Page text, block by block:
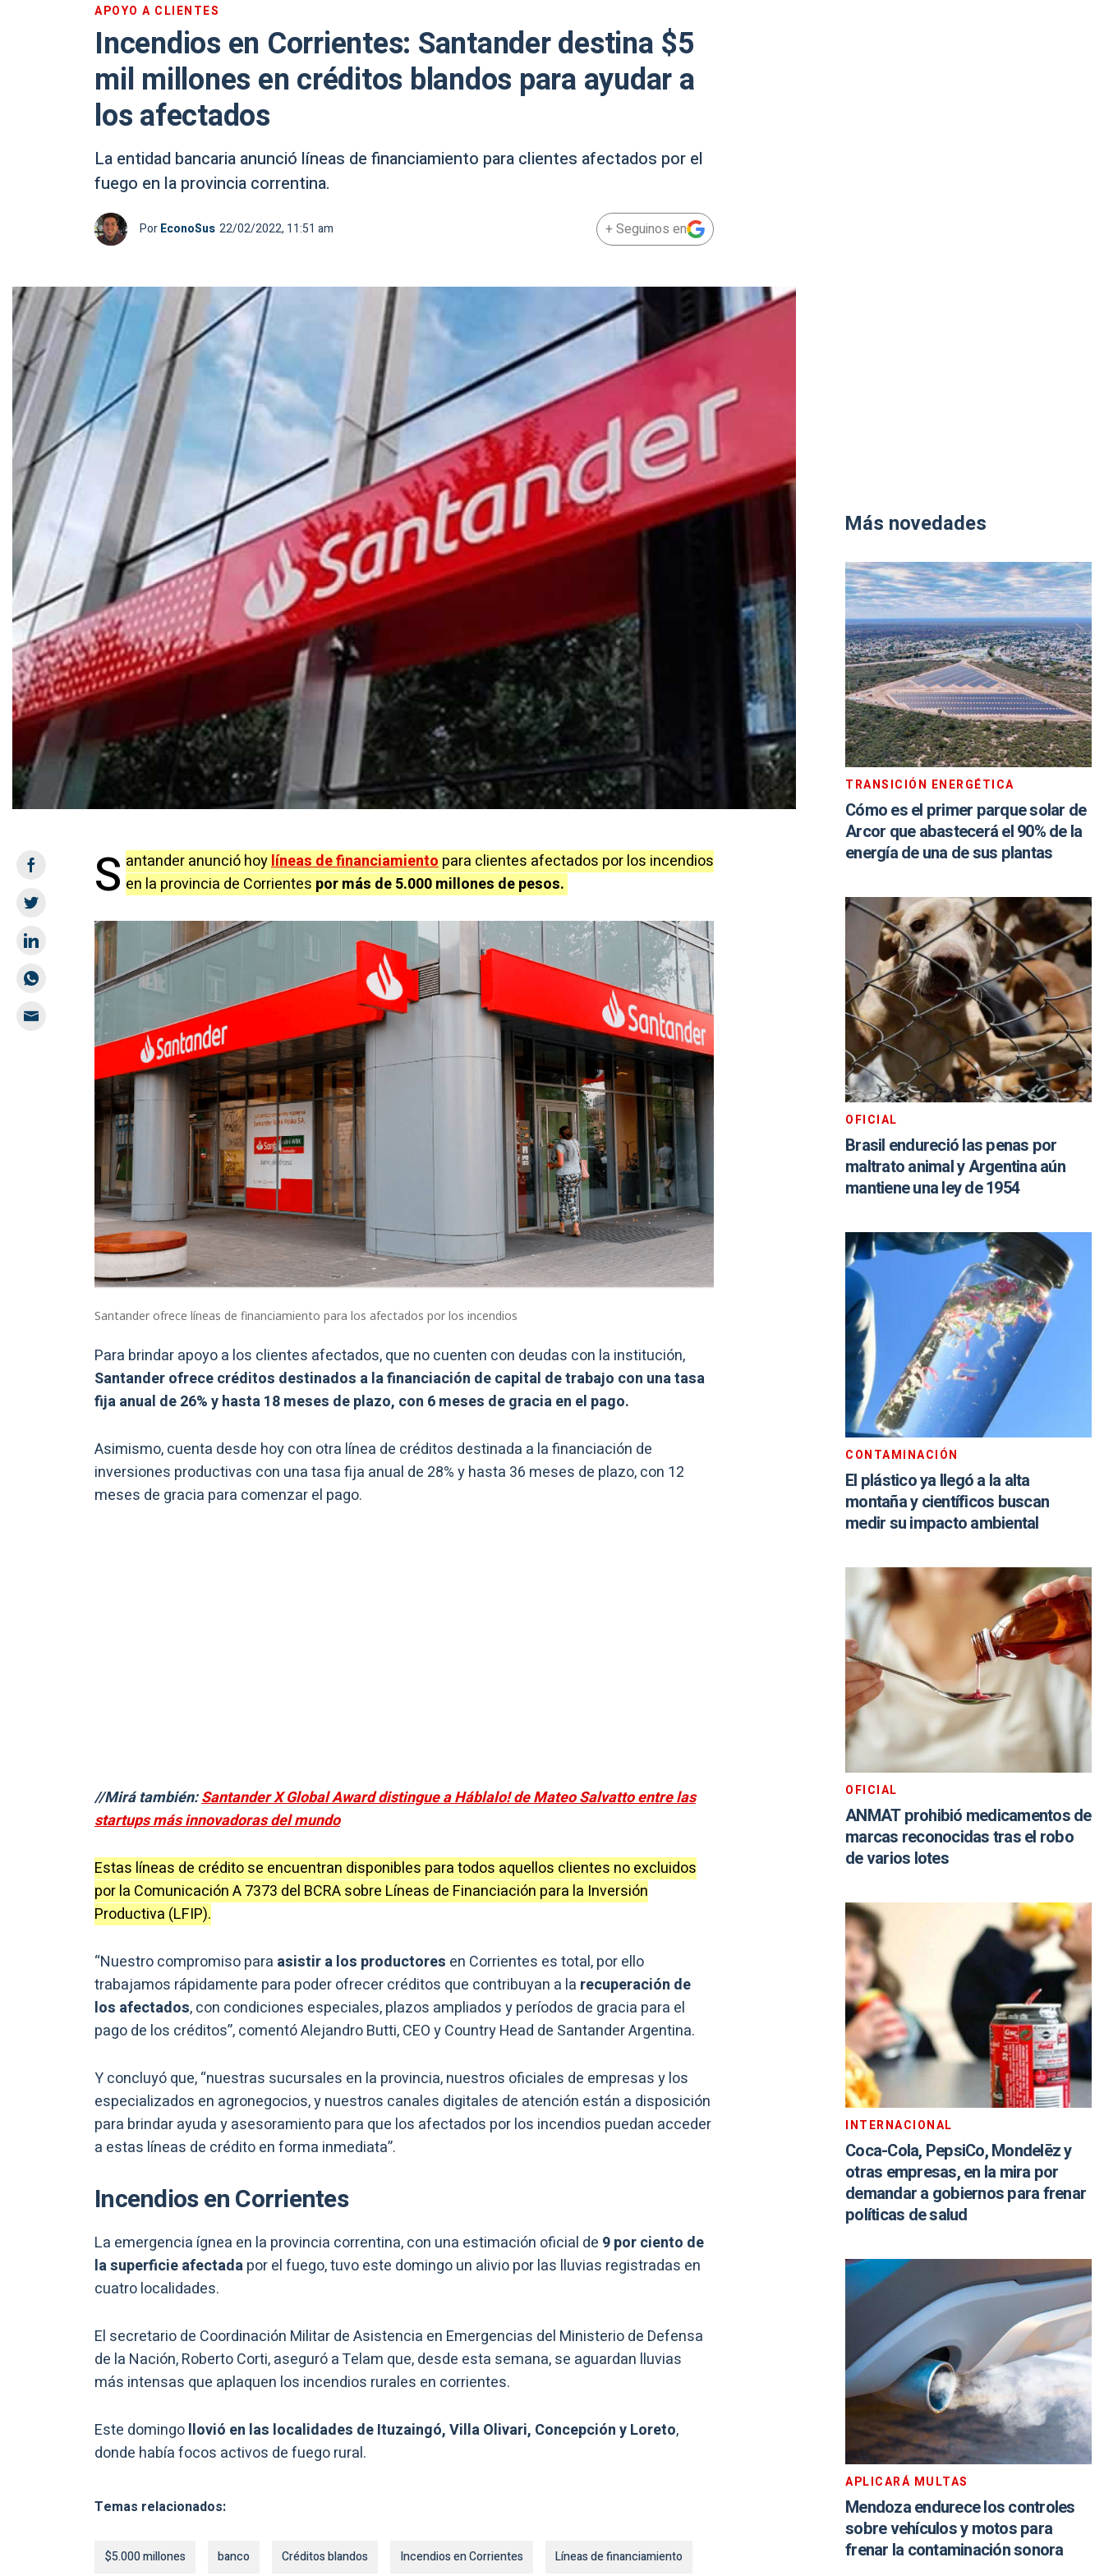
APOYO A CLIENTES
Incendios en Corrientes: Santander destina $5
mil millones en créditos blandos para ayudar a
los afectados
La entidad bancaria anunció líneas de financiamiento para clientes afectados por el
fuego en la provincia correntina.
PorEconoSus 22/02/2022, 11:51 am + Seguinos en
S antander anunció hoylíneas de financiamientopara clientes afectados por los incendios
en la provincia de Corrientes por más de 5.000 millones de pesos.
Santander ofrece líneas de financiamiento para los afectados por los incendios
Para brindar apoyo a los clientes afectados, que no cuenten con deudas con la institución,
Santander ofrece créditos destinados a la financiación de capital de trabajo con una tasa
fija anual de 26% y hasta 18 meses de plazo, con 6 meses de gracia en el pago.
Asimismo, cuenta desde hoy con otra línea de créditos destinada a la financiación de
inversiones productivas con una tasa fija anual de 28% y hasta 36 meses de plazo, con 12
meses de gracia para comenzar el pago.
//Mirá también:Santander X Global Award distingue a Háblalo! de Mateo Salvatto entre las
startups más innovadoras del mundo
Estas líneas de crédito se encuentran disponibles para todos aquellos clientes no excluidos
por la Comunicación A 7373 del BCRA sobre Líneas de Financiación para la Inversión
Productiva (LFIP).
“Nuestro compromiso para asistir a los productores en Corrientes es total, por ello
trabajamos rápidamente para poder ofrecer créditos que contribuyan a la recuperación de
los afectados, con condiciones especiales, plazos ampliados y períodos de gracia para el
pago de los créditos”, comentó Alejandro Butti, CEO y Country Head de Santander Argentina.
Y concluyó que, “nuestras sucursales en la provincia, nuestros oficiales de empresas y los
especializados en agronegocios, y nuestros canales digitales de atención están a disposición
para brindar ayuda y asesoramiento para que los afectados por los incendios puedan acceder
a estas líneas de crédito en forma inmediata”.
Incendios en Corrientes
La emergencia ígnea en la provincia correntina, con una estimación oficial de 9 por ciento de
la superficie afectadapor el fuego, tuvo este domingo un alivio por las lluvias registradas en
cuatro localidades.
El secretario de Coordinación Militar de Asistencia en Emergencias del Ministerio de Defensa
de la Nación, Roberto Corti, aseguró a Telam que, desde esta semana, se aguardan lluvias
más intensas que aplaquen los incendios rurales en corrientes.
Este domingollovió en las localidades de Ituzaingó, Villa Olivari, Concepción y Loreto,
donde había focos activos de fuego rural.
Temas relacionados:
$5.000 millones banco Créditos blandos Incendios en Corrientes Líneas de financiamiento
Más novedades
TRANSICIÓN ENERGÉTICA
Cómo es el primer parque solar de
Arcor que abastecerá el 90% de la
energía de una de sus plantas
OFICIAL
Brasil endureció las penas por
maltrato animal y Argentina aún
mantiene una ley de 1954
CONTAMINACIÓN
El plástico ya llegó a la alta
montaña y científicos buscan
medir su impacto ambiental
OFICIAL
ANMAT prohibió medicamentos de
marcas reconocidas tras el robo
de varios lotes
INTERNACIONAL
Coca-Cola, PepsiCo, Mondelēz y
otras empresas, en la mira por
demandar a gobiernos para frenar
políticas de salud
APLICARÁ MULTAS
Mendoza endurece los controles
sobre vehículos y motos para
frenar la contaminación sonora